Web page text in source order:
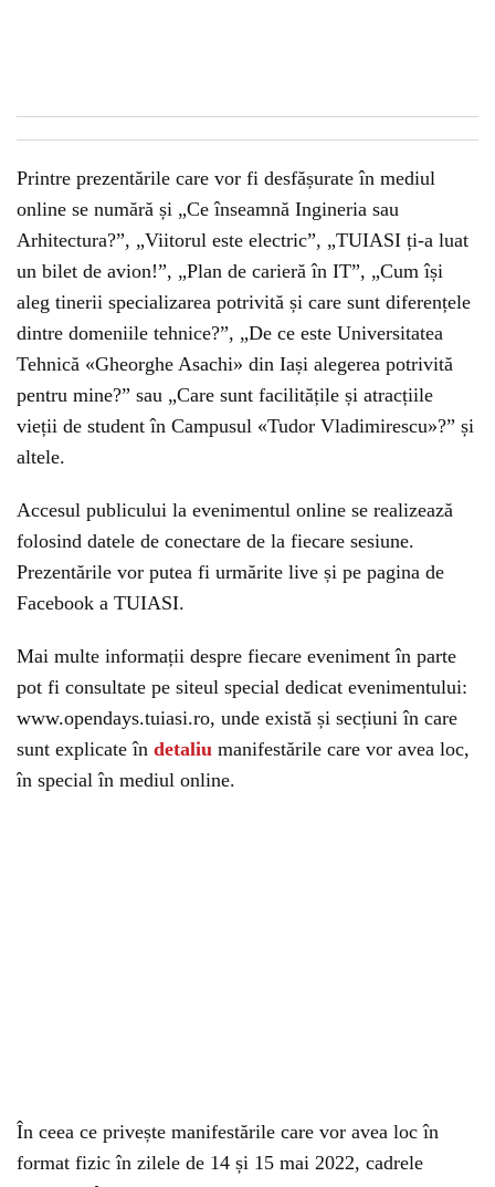
Printre prezentările care vor fi desfășurate în mediul
online se numără și „Ce înseamnă Ingineria sau
Arhitectura?”, „Viitorul este electric”, „TUIASI ți-a luat
un bilet de avion!”, „Plan de carieră în IT”, „Cum își
aleg tinerii specializarea potrivită și care sunt diferențele
dintre domeniile tehnice?”, „De ce este Universitatea
Tehnică «Gheorghe Asachi» din Iași alegerea potrivită
pentru mine?” sau „Care sunt facilitățile și atracțiile
vieții de student în Campusul «Tudor Vladimirescu»?” și
altele.
Accesul publicului la evenimentul online se realizează
folosind datele de conectare de la fiecare sesiune.
Prezentările vor putea fi urmărite live și pe pagina de
Facebook a TUIASI.
Mai multe informații despre fiecare eveniment în parte
pot fi consultate pe siteul special dedicat evenimentului:
www.opendays.tuiasi.ro, unde există și secțiuni în care
sunt explicate în detaliu manifestările care vor avea loc,
în special în mediul online.
În ceea ce privește manifestările care vor avea loc în
format fizic în zilele de 14 și 15 mai 2022, cadrele